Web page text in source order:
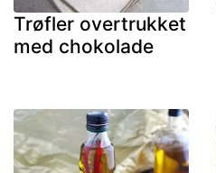
Trøfler overtrukket
med chokolade